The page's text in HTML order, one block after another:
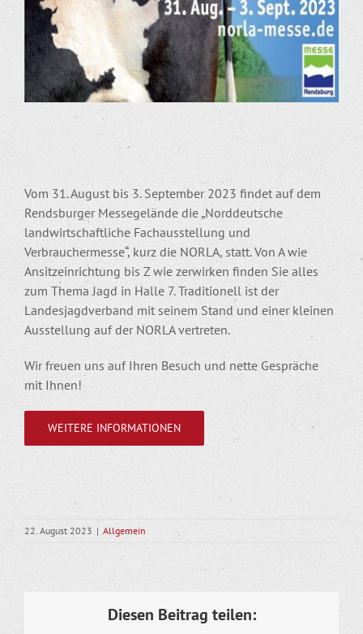
Vom 31. August bis 3. September 2023 findet auf dem
Rendsburger Messegelände die „Norddeutsche
landwirtschaftliche Fachausstellung und
Verbrauchermesse“, kurz die NORLA, statt. Von A wie
Ansitzeinrichtung bis Z wie zerwirken finden Sie alles
zum Thema Jagd in Halle 7. Traditionell ist der
Landesjagdverband mit seinem Stand und einer kleinen
Ausstellung auf der NORLA vertreten.
Wir freuen uns auf Ihren Besuch und nette Gespräche
mit Ihnen!
WEITERE INFORMATIONEN
22. August 2023 | Allgemein
Diesen Beitrag teilen: